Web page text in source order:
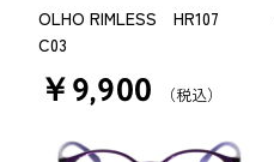
OLHO RIMLESS HR107
C03
￥9,900 （税込）